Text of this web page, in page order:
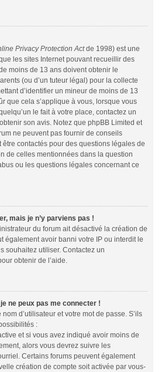
Privacy Protection Actde 1998) est une
les sites Internet pouvant recueillir des
moins de 13 ans doivent obtenir le
(ou d’un tuteur légal) pour la collecte
d’identifier un mineur de moins de 13
que cela s’applique à vous, lorsque vous
le fait à votre place, contactez un
son avis. Notez que phpBB Limited et
ne peuvent pas fournir de conseils
contactés pour des questions légales de
de celles mentionnées dans la question
ou les questions légales concernant ce
mais je n’y parviens pas !
du forum ait désactivé la création de
également avoir banni votre IP ou interdit le
souhaitez utiliser. Contactez un
obtenir de l’aide.
ne peux pas me connecter !
d’utilisateur et votre mot de passe. S’ils
:
et si vous avez indiqué avoir moins de
alors vous devrez suivre les
Certains forums peuvent également
création de compte soit activée par vous-